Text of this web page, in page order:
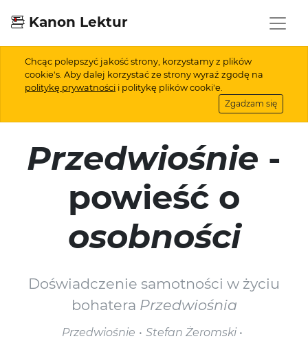
Kanon Lektur
Chcąc polepszyć jakość strony, korzystamy z plików
cookie's. Aby dalej korzystać ze strony wyraź zgodę na
politykę prywatności i politykę plików cooki'e.
Zgadzam się
Przedwiośnie -
powieść o
osobności
Doświadczenie samotności w życiu
bohatera Przedwiośnia
Przedwiośnie
Stefan Żeromski